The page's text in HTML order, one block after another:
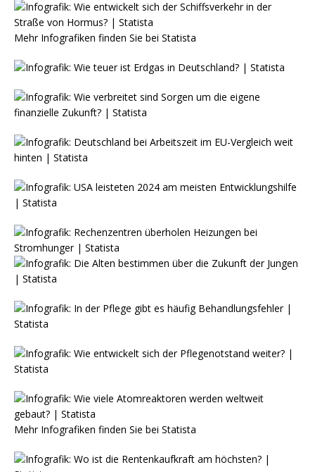
Mehr Infografiken finden Sie bei Statista
Mehr Infografiken finden Sie bei Statista